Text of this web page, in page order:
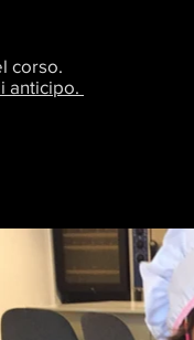
corso.
anticipo.